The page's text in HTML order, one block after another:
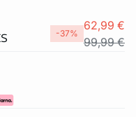
-37%
62,99 €
99,99 €